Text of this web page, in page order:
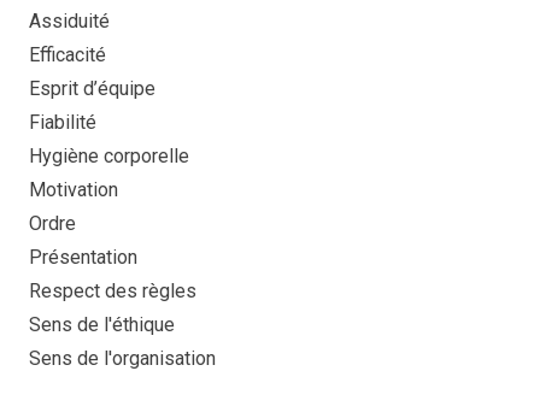
Assiduité
Efficacité
Esprit d’équipe
Fiabilité
Hygiène corporelle
Motivation
Ordre
Présentation
Respect des règles
Sens de l'éthique
Sens de l'organisation